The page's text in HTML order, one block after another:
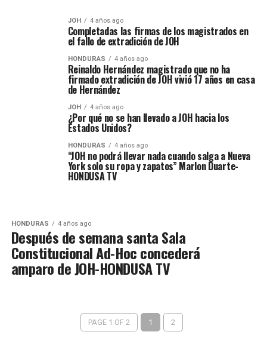
JOH 4 años ago
Completadas las firmas de los magistrados en
el fallo de extradición de JOH
HONDURAS 4 años ago
Reinaldo Hernández magistrado que no ha
firmado extradición de JOH vivió 17 años en casa
de Hernández
JOH 4 años ago
¿Por qué no se han llevado a JOH hacia los
Estados Unidos?
HONDURAS 4 años ago
“JOH no podrá llevar nada cuando salga a Nueva
York solo su ropa y zapatos” Marlon Duarte-
HONDUSA TV
HONDURAS 4 años ago
Después de semana santa Sala
Constitucional Ad-Hoc concederá
amparo de JOH-HONDUSA TV
PAGE 1 OF 2 1 2